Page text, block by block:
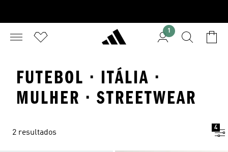
1
FUTEBOL · ITÁLIA ·
MULHER · STREETWEAR
2 resultados
4